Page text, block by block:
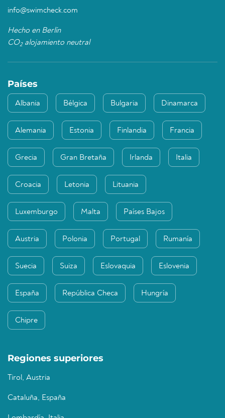
info@swimcheck.com
Hecho en Berlín
CO2alojamiento neutral
Países
Albania Bélgica Bulgaria Dinamarca
Alemania Estonia Finlandia Francia
Grecia Gran Bretaña Irlanda Italia
Croacia Letonia Lituania
Luxemburgo Malta Países Bajos
Austria Polonia Portugal Rumanía
Suecia Suiza Eslovaquia Eslovenia
España República Checa Hungría
Chipre
Regiones superiores
Tirol, Austria
Cataluña, España